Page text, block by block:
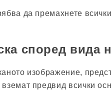
да премахнете
според вида
изображение,
предвид всички